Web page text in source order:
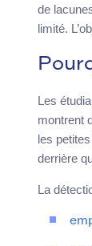
de
limité.
Les
montrent
les
derrière
La